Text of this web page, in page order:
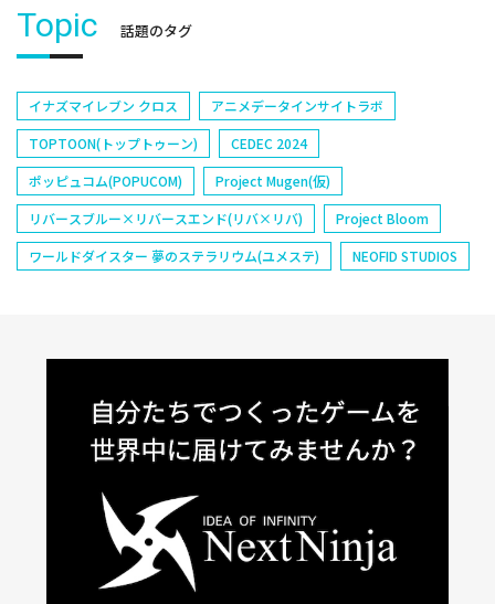
Topic 話題のタグ
イナズマイレブン クロス
アニメデータインサイトラボ
TOPTOON(トップトゥーン)
CEDEC 2024
ポッピュコム(POPUCOM)
Project Mugen(仮)
リバースブルー×リバースエンド(リバ×リバ)
Project Bloom
ワールドダイスター 夢のステラリウム(ユメステ)
NEOFID STUDIOS